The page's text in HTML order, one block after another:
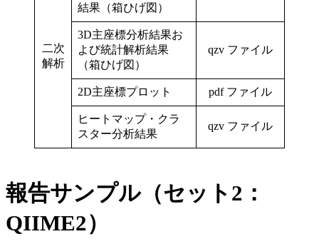
二次
解析
結果（箱ひげ図）
3D主座標分析結果お
よび統計解析結果
（箱ひげ図）
qzv ファイル
2D主座標プロット pdf ファイル
ヒートマップ・クラ
スター分析結果
qzv ファイル
報告サンプル（セット2：
QIIME2）